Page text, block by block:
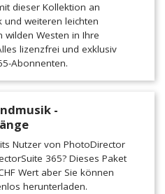
dieser Kollektion an
und weiteren leichten
wilden Westen in Ihre
lizenzfrei und exklusiv
Abonnenten.
-
Nutzer von PhotoDirector
365? Dieses Paket
Wert aber Sie können
herunterladen.